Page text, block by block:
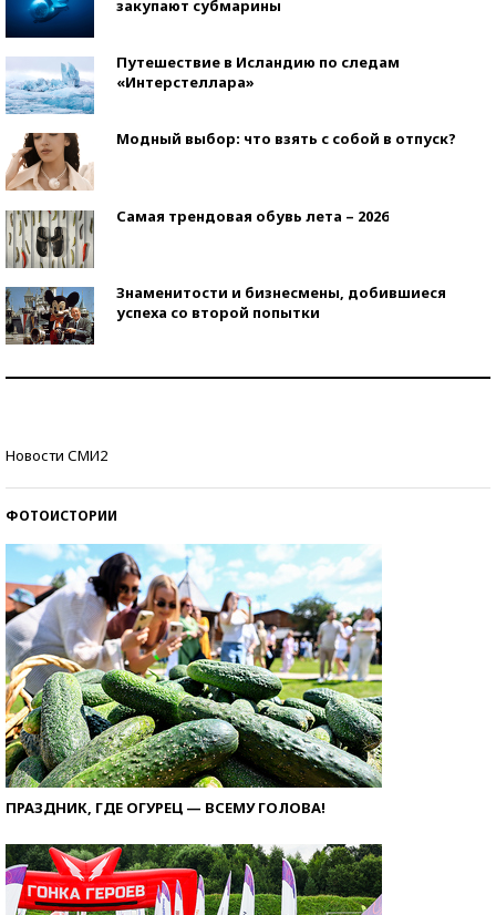
закупают субмарины
Путешествие в Исландию по следам
«Интерстеллара»
Модный выбор: что взять с собой в отпуск?
Самая трендовая обувь лета – 2026
Знаменитости и бизнесмены, добившиеся
успеха со второй попытки
Новости СМИ2
ФОТОИСТОРИИ
ПРАЗДНИК, ГДЕ ОГУРЕЦ — ВСЕМУ ГОЛОВА!